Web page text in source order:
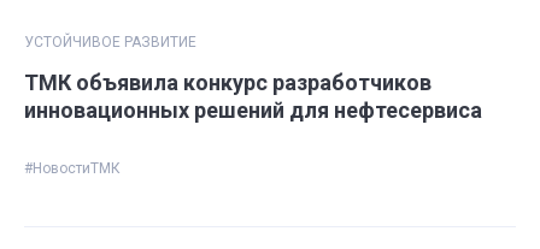
УСТОЙЧИВОЕ РАЗВИТИЕ
ТМК объявила конкурс разработчиков
инновационных решений для нефтесервиса
#НовостиТМК